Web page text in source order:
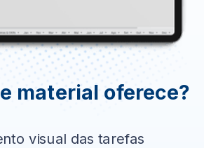
material oferece?
visual das tarefas